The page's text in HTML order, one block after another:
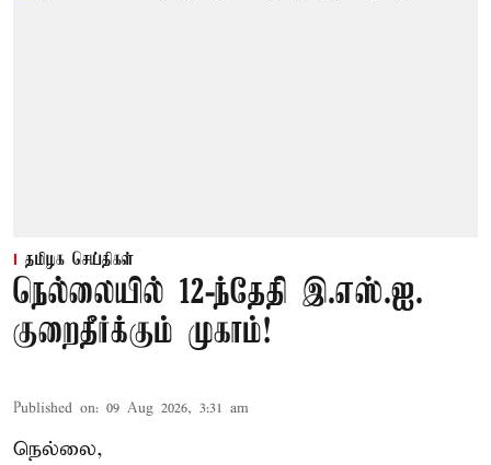
தமிழக செய்திகள்
நெல்லையில் 12-ந்தேதி இ.எஸ்.ஐ.
குறைதீர்க்கும் முகாம்!
Published on: 09 Aug 2026, 3:31 am
நெல்லை,